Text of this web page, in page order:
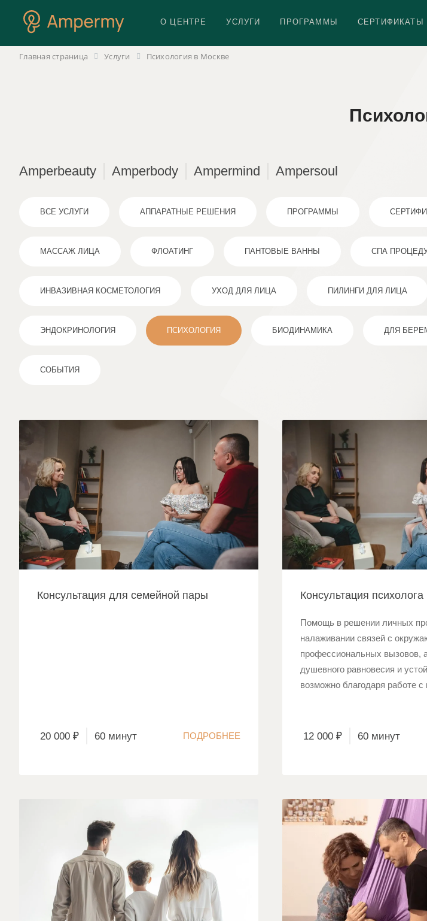
О ЦЕНТРЕ УСЛУГИ ПРОГРАММЫ СЕРТИФИКАТЫ
Главная страница Услуги Психология в Москве
Amperbeauty Amperbody Ampermind Ampersoul
ВСЕ УСЛУГИ АППАРАТНЫЕ РЕШЕНИЯ ПРОГРАММЫ
МАССАЖ ЛИЦА ФЛОАТИНГ ПАНТОВЫЕ ВАННЫ СПА
ИНВАЗИВНАЯ КОСМЕТОЛОГИЯ УХОД ДЛЯ ЛИЦА ПИЛИНГИ ДЛЯ ЛИЦА
ЭНДОКРИНОЛОГИЯ ПСИХОЛОГИЯ БИОДИНАМИКА ДЛЯ
СОБЫТИЯ
Консультация для семейной пары
20 000 ₽ 60 минут ПОДРОБНЕЕ
Консультация психолога
Помощь в решении личных
налаживании связей с
профессиональных вызовов,
душевного равновесия и
возможно благодаря работе с
12 000 ₽ 60 минут